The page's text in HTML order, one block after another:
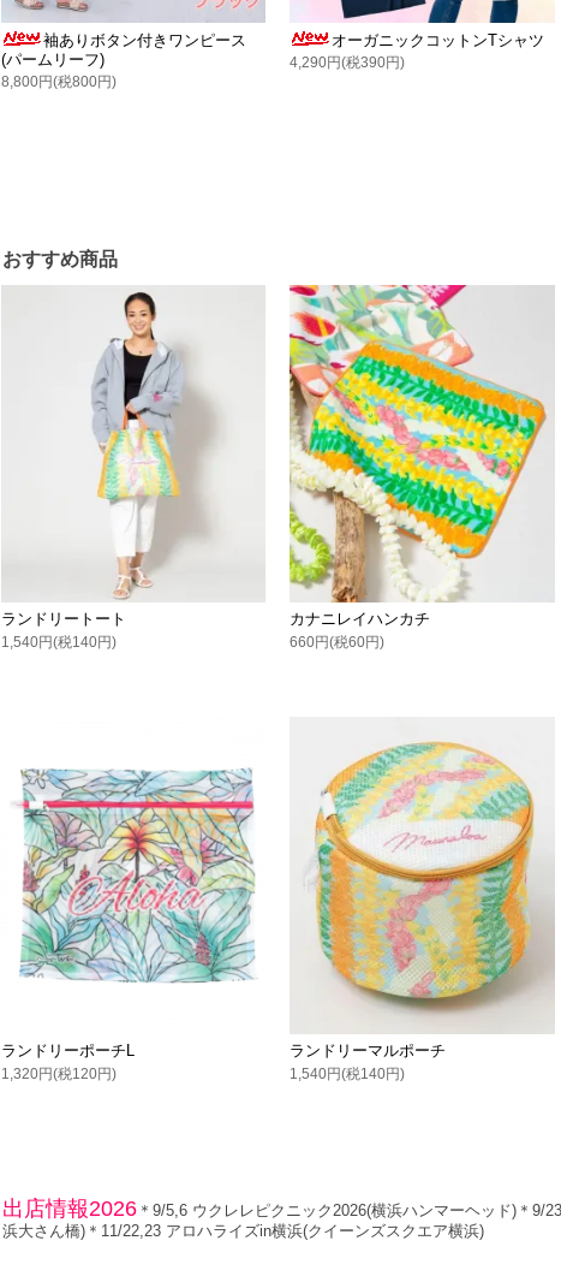
袖ありボタン付きワンピース
(パームリーフ)
8,800円(税800円)
オーガニックコットンTシャツ
4,290円(税390円)
おすすめ商品
ランドリートート
1,540円(税140円)
カナニレイハンカチ
660円(税60円)
ランドリーポーチL
1,320円(税120円)
ランドリーマルポーチ
1,540円(税140円)
出店情報2026 ＊9/5,6 ウクレレピクニック2026(横浜ハンマーヘッド)＊9/
浜大さん橋)＊11/22,23 アロハライズin横浜(クイーンズスクエア横浜)